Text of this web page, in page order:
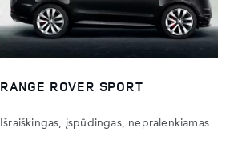
RANGE ROVER SPORT
Išraiškingas, įspūdingas, nepralenkiamas